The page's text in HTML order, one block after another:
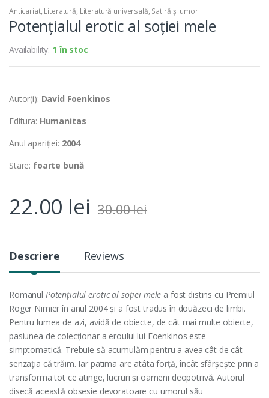
Anticariat, Literatură, Literatură universală, Satiră și umor
Potențialul erotic al soției mele
Availability: 1 în stoc
Autor(i): David Foenkinos
Editura: Humanitas
Anul apariției: 2004
Stare: foarte bună
22.00 lei 30.00lei
Descriere Reviews
Romanul Potențialul erotic al soției mele a fost distins cu Premiul
Roger Nimier în anul 2004 și a fost tradus în douăzeci de limbi.
Pentru lumea de azi, avidă de obiecte, de cât mai multe obiecte,
pasiunea de colecționar a eroului lui Foenkinos este
simptomatică. Trebuie să acumulăm pentru a avea cât de cât
senzația că trăim. Iar patima are atâta forță, încât sfârșește prin a
transforma tot ce atinge, lucruri și oameni deopotrivă. Autorul
disecă această obsesie devoratoare cu umorul său